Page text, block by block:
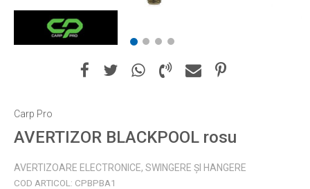
1 2 3 4
Carp Pro
AVERTIZOR BLACKPOOL rosu
AVERTIZOARE ELECTRONICE, SWINGERE ȘI HANGERE
COD ARTICOL: CPBPBA1